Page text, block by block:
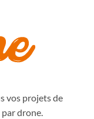
vos projets de
drone.